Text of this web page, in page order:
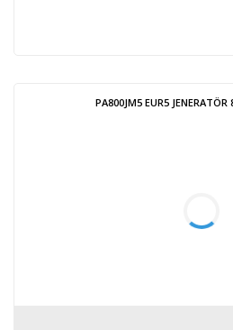
PA800JM5 EUR5 JENERATÖR